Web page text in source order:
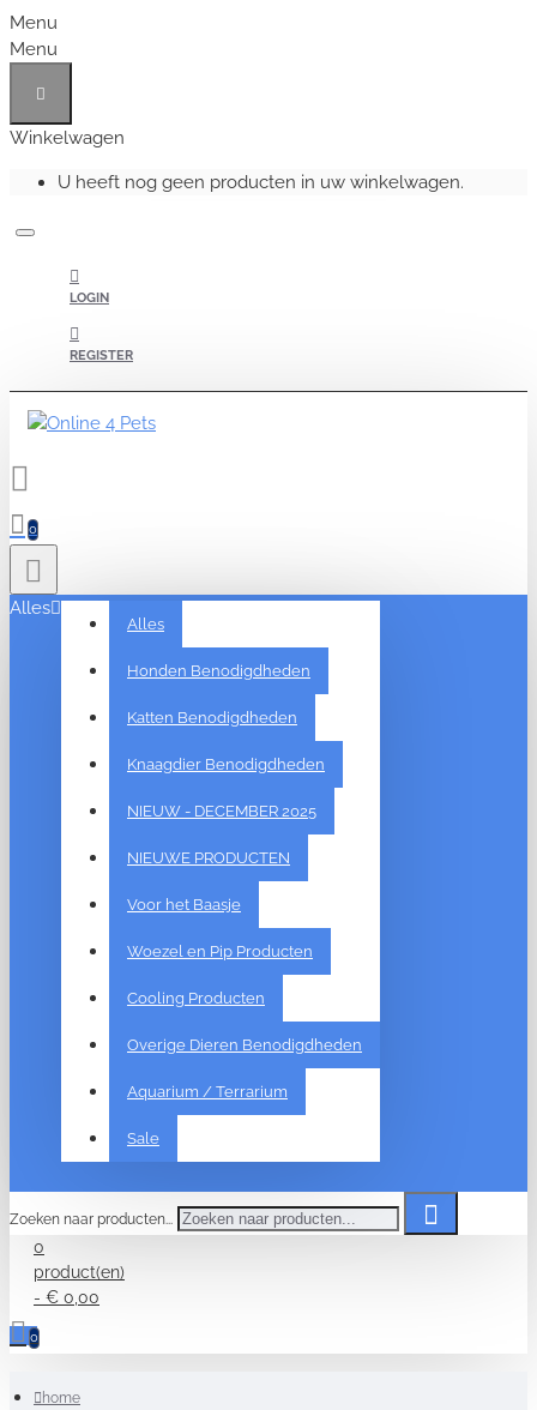
Menu
Menu
Winkelwagen
U heeft nog geen producten in uw winkelwagen.
LOGIN
REGISTER
0
Alles
Alles
Honden Benodigdheden
Katten Benodigdheden
Knaagdier Benodigdheden
NIEUW - DECEMBER 2025
NIEUWE PRODUCTEN
Voor het Baasje
Woezel en Pip Producten
Cooling Producten
Overige Dieren Benodigdheden
Aquarium / Terrarium
Sale
Zoeken naar producten...
0
product(en)
- € 0,00
0
home